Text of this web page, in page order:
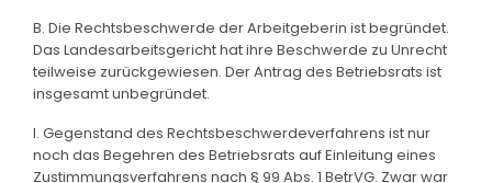
B. Die Rechtsbeschwerde der Arbeitgeberin ist begründet.
Das Landesarbeitsgericht hat ihre Beschwerde zu Unrecht
teilweise zurückgewiesen. Der Antrag des Betriebsrats ist
insgesamt unbegründet.
I. Gegenstand des Rechtsbeschwerdeverfahrens ist nur
noch das Begehren des Betriebsrats auf Einleitung eines
Zustimmungsverfahrens nach § 99 Abs. 1 BetrVG. Zwar war